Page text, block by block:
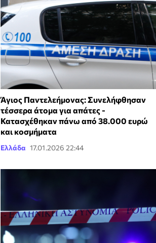
Άγιος Παντελεήμονας: Συνελήφθησαν
τέσσερα άτομα για απάτες -
Κατασχέθηκαν πάνω από 38.000 ευρώ
και κοσμήματα
Ελλάδα 17.01.2026 22:44